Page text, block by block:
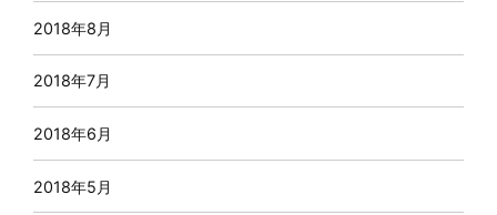
2018年8月
2018年7月
2018年6月
2018年5月